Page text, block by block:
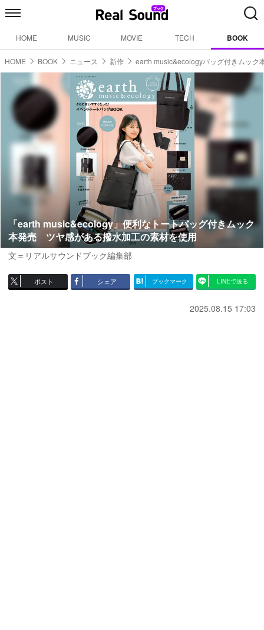
HOME MUSIC MOVIE TECH BOOK
HOME BOOK ニュース 新作 earth music&ecologyバッグ付きムック
「earth music&ecology」便利なトートバッグ付きムック
本発売 ツヤ感がある撥水加工の素材を使用
文＝リアルサウンドブック編集部
ポスト シェア ブックマーク LINEで送る
2025.08.15 17:03